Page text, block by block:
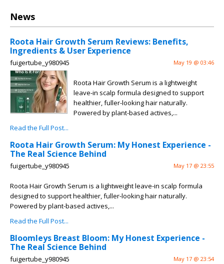
News
Roota Hair Growth Serum Reviews: Benefits,
Ingredients & User Experience
fuigertube_y980945 May 19 @ 03:46
Roota Hair Growth Serum is a lightweight
leave-in scalp formula designed to support
healthier, fuller-looking hair naturally.
Powered by plant-based actives,...
Read the Full Post...
Roota Hair Growth Serum: My Honest Experience -
The Real Science Behind
fuigertube_y980945 May 17 @ 23:55
Roota Hair Growth Serum is a lightweight leave-in scalp formula
designed to support healthier, fuller-looking hair naturally.
Powered by plant-based actives,...
Read the Full Post...
Bloomleys Breast Bloom: My Honest Experience -
The Real Science Behind
fuigertube_y980945 May 17 @ 23:54